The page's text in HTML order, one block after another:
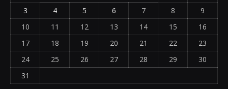
3
4 5 6 7 8
9
10
11 12 13 14 15
16
17
18 19 20 21 22
23
24
25 26 27 28 29
30
31